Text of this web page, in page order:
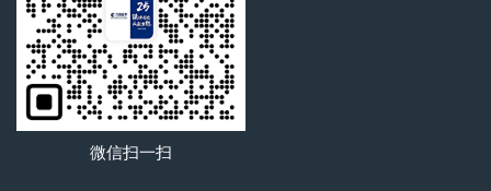
微信扫一扫